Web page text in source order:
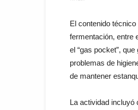
El contenido
fermentación, entre
el “gas pocket”,
problemas de
de mantener
La actividad incluyó